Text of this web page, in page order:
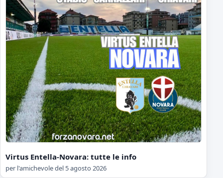
Virtus Entella-Novara: tutte le info
per l'amichevole del 5 agosto 2026